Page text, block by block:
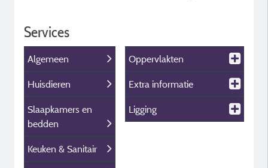
Services
Algemeen
Huisdieren
Slaapkamers en
bedden
Keuken & Sanitair
Oppervlakten
Extra informatie
Ligging